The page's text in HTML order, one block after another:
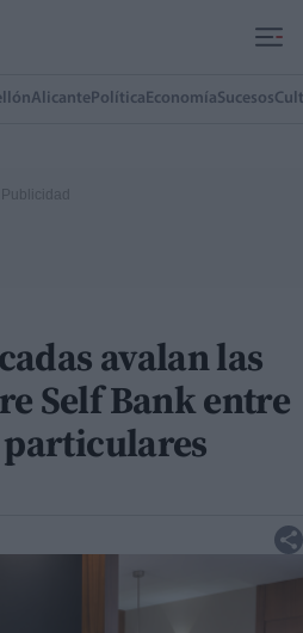
Alicante Política EconomíaSucesos
avalan las
Self Bank entre